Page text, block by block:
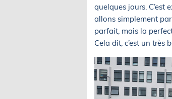
quelques jours. C’est
allons simplement
parfait, mais la
Cela dit, c’est un très